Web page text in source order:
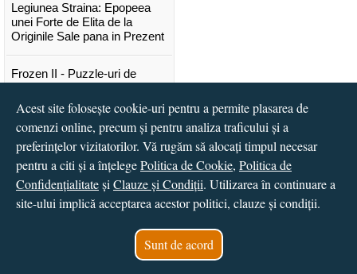
Legiunea Straina: Epopeea
unei Forte de Elita de la
Originile Sale pana in Prezent
Frozen II - Puzzle-uri de
Lansare "Portocalele verzi" de
Vitali Cipileaga
...toate știrile
© 2016 - 2026S.C. CCN Books SRL
Vital Soft
Acest site folosește cookie-uri pentru a permite plasarea de
comenzi online, precum și pentru analiza traficului și a
preferințelor vizitatorilor. Vă rugăm să alocați timpul necesar
pentru a citi și a înțelegePolitica de Cookie, Politica de
Confidențialitateși Clauze și Condiții. Utilizarea în continuare a
site-ului implică acceptarea acestor politici, clauze și condiții.
Sunt de acord